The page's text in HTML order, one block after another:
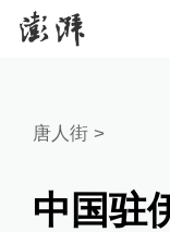
唐人街>
中国驻